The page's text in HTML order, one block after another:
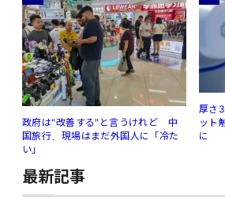
政府は"改善する"と言うけれど 中
国旅行、現場はまだ外国人に「冷た
い」
厚さ
ット
に
最新記事